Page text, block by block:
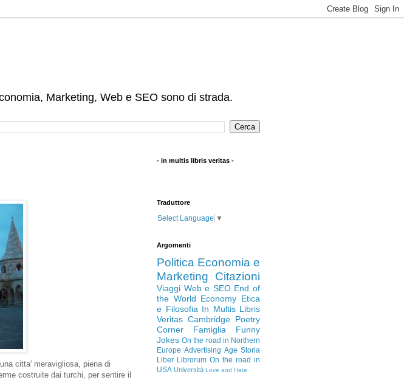
Marketing, Web e SEO sono di strada.
citta' meravigliosa, piena di
costruite dai turchi, per sentire il
- in multis libris veritas -
Traduttore
Select Language ▼
Argomenti
Politica Economia e
Marketing
Citazioni
Viaggi Web e SEO End of
the World Economy Etica
e Filosofia In Multis Libris
Veritas Cambridge Poetry
Corner
Famiglia
Funny
Jokes On the road in Northern
Europe Advertising Age Storia
Liber Librorum On the road in
USA Università Love and Hate